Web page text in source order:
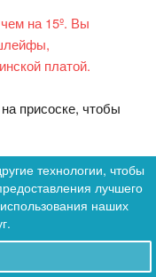
0
на 15º. Вы
платой.
присоске, чтобы
по
смартфона
технологии, чтобы
лучшего
наших